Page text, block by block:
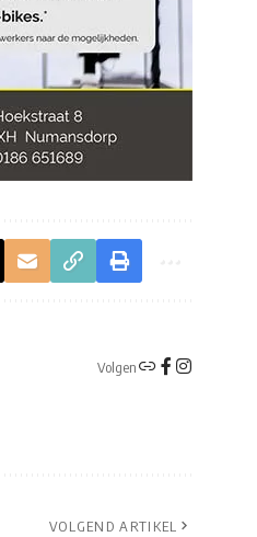
Volgen
VOLGEND ARTIKEL